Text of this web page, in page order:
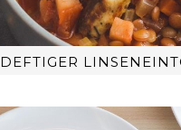
DEFTIGER